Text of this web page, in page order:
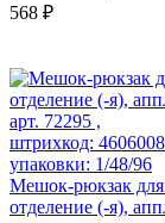
568 ₽
арт. 72295 ,
штрихкод:
упаковки: 1/48/96
Мешок-рюкзак для
отделение (-я),